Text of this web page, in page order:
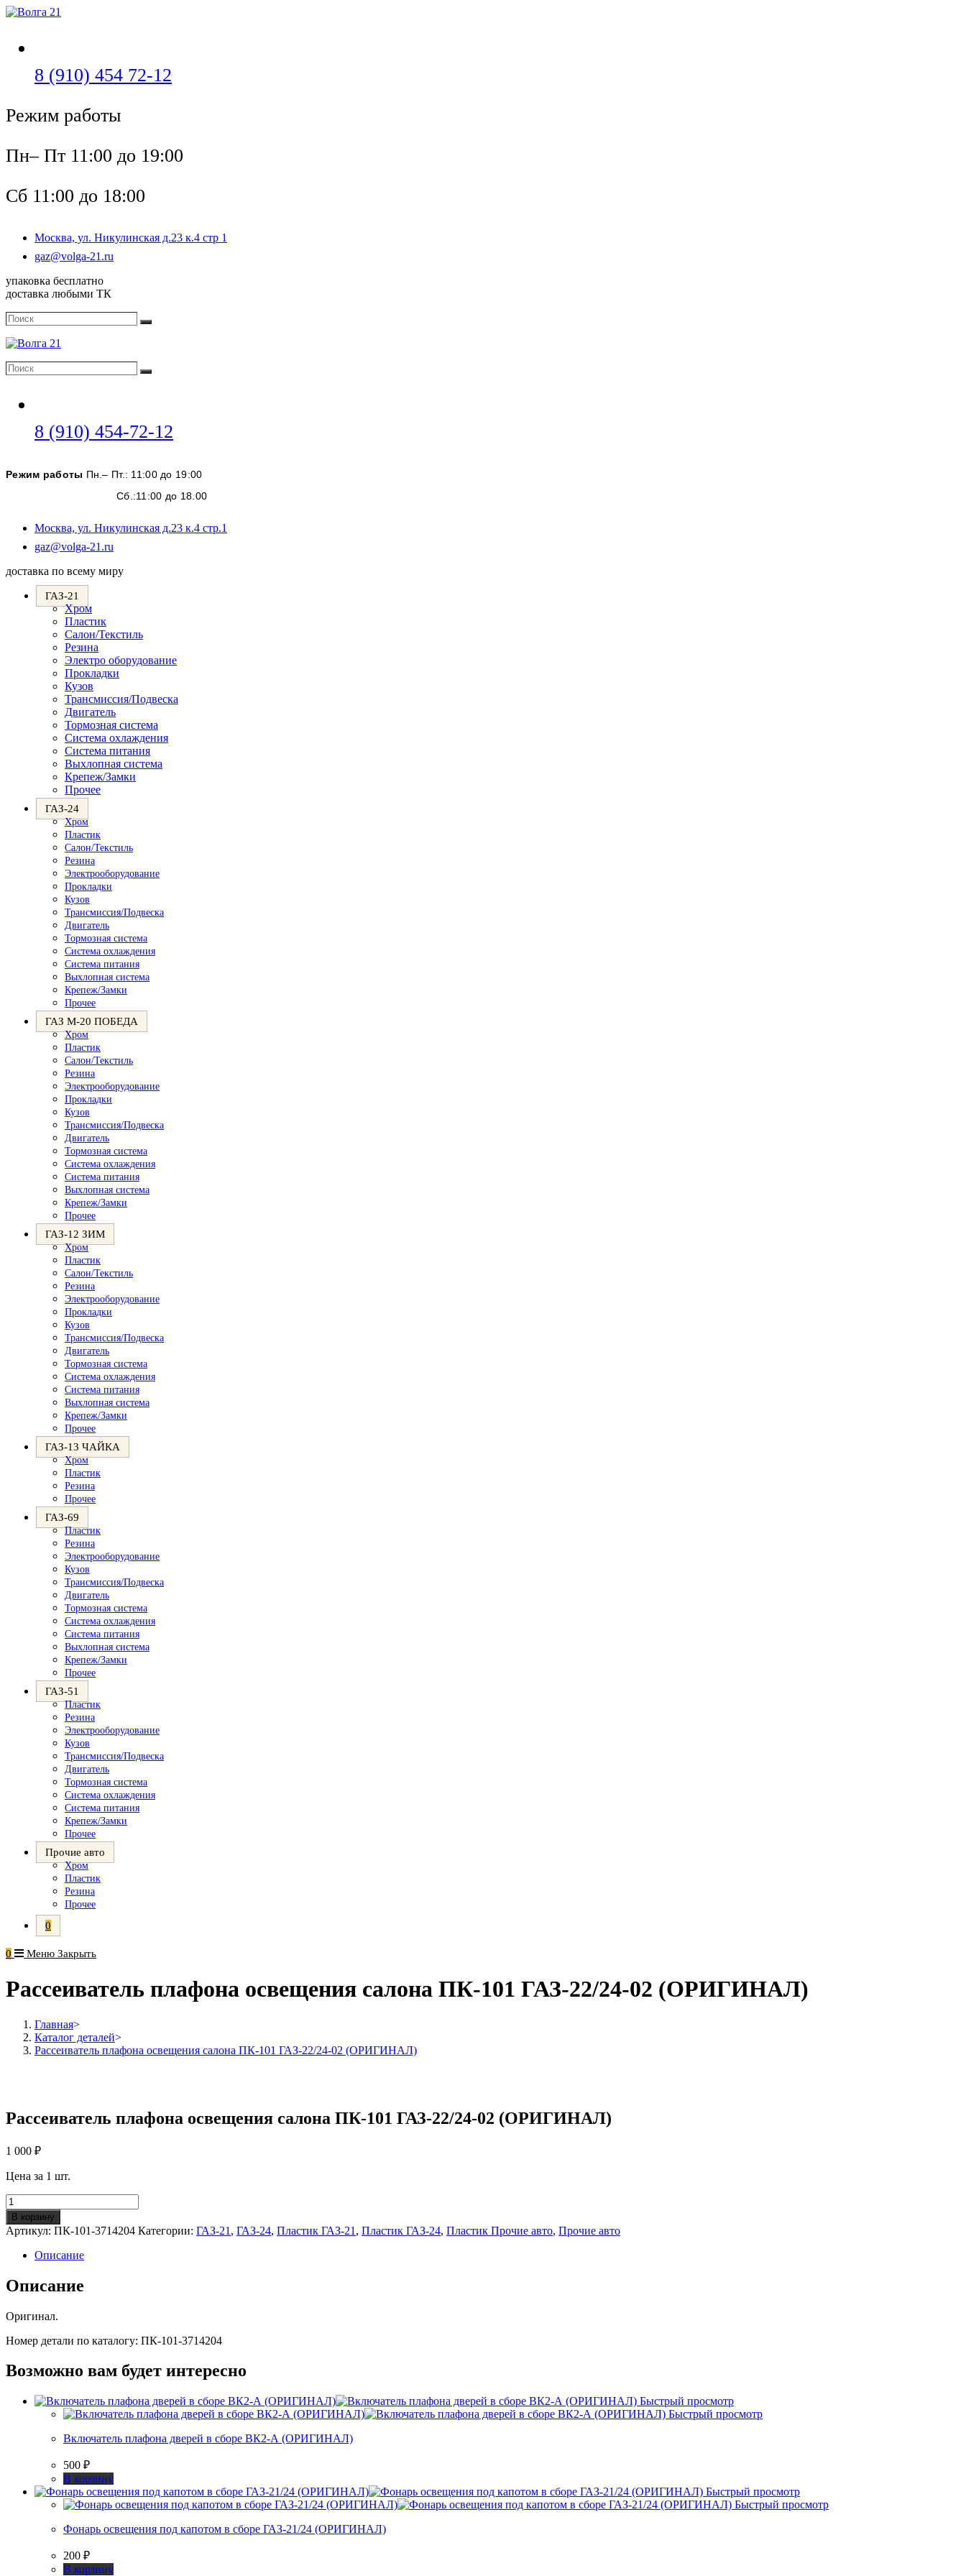
Перейти
8 (910) 454 72-12
Режим работы
Пн– Пт 11:00 до 19:00
Сб 11:00 до 18:00
Москва, ул. Никулинская д.23 к.4 стр 1
gaz@volga-21.ru
упаковка бесплатно
доставка любыми ТК
Поиск
Поиск
Поиск
Поиск
8 (910) 454-72-12
вашем
приложении
Режим работы Пн.– Пт.: 11:00 до 19:00
Сб.:11:00 до 18.00
Москва, ул. Никулинская д.23 к.4 стр.1
gaz@volga-21.ru
вашем
доставка по всему миру
ГАЗ-21
Хром
Пластик
Салон/Текстиль
Резина
Электро оборудование
Прокладки
Кузов
Трансмиссия/Подвеска
Двигатель
Тормозная система
Система охлаждения
Система питания
Выхлопная система
Крепеж/Замки
Прочее
ГАЗ-24
Хром
Пластик
Салон/Текстиль
Резина
Электрооборудование
Прокладки
Кузов
Трансмиссия/Подвеска
Двигатель
Тормозная система
Система охлаждения
Система питания
Выхлопная система
Крепеж/Замки
Прочее
ГАЗ М-20 ПОБЕДА
Хром
Пластик
Салон/Текстиль
Резина
Электрооборудование
Прокладки
Кузов
Трансмиссия/Подвеска
Двигатель
Тормозная система
Система охлаждения
Система питания
Выхлопная система
Крепеж/Замки
Прочее
ГАЗ-12 ЗИМ
Хром
Пластик
Салон/Текстиль
Резина
Электрооборудование
Прокладки
Кузов
Трансмиссия/Подвеска
Двигатель
Тормозная система
Система охлаждения
Система питания
Выхлопная система
Крепеж/Замки
Прочее
ГАЗ-13 ЧАЙКА
Хром
Пластик
Резина
Прочее
ГАЗ-69
Пластик
Резина
Электрооборудование
Кузов
Трансмиссия/Подвеска
Двигатель
Тормозная система
Система охлаждения
Система питания
Выхлопная система
Крепеж/Замки
Прочее
ГАЗ-51
Пластик
Резина
Электрооборудование
Кузов
Трансмиссия/Подвеска
Двигатель
Тормозная система
Система охлаждения
Система питания
Крепеж/Замки
Прочее
Прочие авто
Хром
Пластик
Резина
Прочее
0
0 Меню Закрыть
Рассеиватель плафона освещения салона ПК-101 ГАЗ-22/24-02 (ОРИГИНАЛ)
Главная>
Каталог деталей>
Рассеиватель плафона освещения салона ПК-101 ГАЗ-22/24-02 (ОРИГИНАЛ)
Рассеиватель плафона освещения салона ПК-101 ГАЗ-22/24-02 (ОРИГИНАЛ)
1 000 ₽
Цена за 1 шт.
Количество
Рассеиватель
плафона
освещения
салона
ПК-101
ГАЗ-22/24-
02
В корзину
Артикул: ПК-101-3714204 Категории: ГАЗ-21 , ГАЗ-24, Пластик ГАЗ-21 , Пластик ГАЗ-24, Пластик Прочие авто, Прочие авто
Описание
Описание
Оригинал.
Номер детали по каталогу: ПК-101-3714204
Возможно вам будет интересно
Быстрый просмотр
Быстрый просмотр
Включатель плафона дверей в сборе ВК2-А (ОРИГИНАЛ)
500 ₽
В корзину
Быстрый просмотр
Быстрый просмотр
Фонарь освещения под капотом в сборе ГАЗ-21/24 (ОРИГИНАЛ)
200 ₽
В корзину